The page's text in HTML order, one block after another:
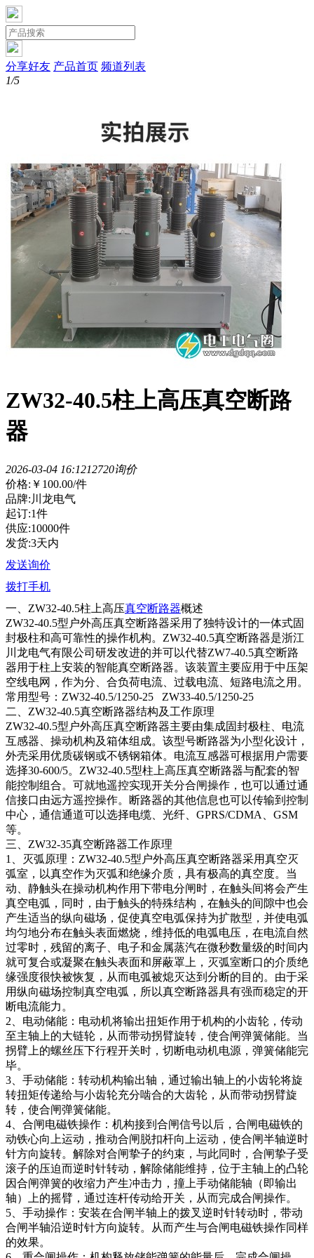
分享好友 产品首页 频道列表
1/5
ZW32-40.5柱上高压真空断路
器
2026-03-04 16:1212720询价
价格: ￥100.00/件
品牌:川龙电气
起订:1件
供应:10000件
发货:3天内
发送询价
拨打手机
一、ZW32-40.5柱上高压真空断路器概述
ZW32-40.5型户外高压真空断路器采用了独特设计的一体式固
封极柱和高可靠性的操作机构。ZW32-40.5真空断路器是浙江
川龙电气有限公司研发改进的并可以代替ZW7-40.5真空断路
器用于柱上安装的智能真空断路器。该装置主要应用于中压架
空线电网，作为分、合负荷电流、过载电流、短路电流之用。
常用型号：ZW32-40.5/1250-25 ZW33-40.5/1250-25
二、ZW32-40.5真空断路器结构及工作原理
ZW32-40.5型户外高压真空断路器主要由集成固封极柱、电流
互感器、操动机构及箱体组成。该型号断路器为小型化设计，
外壳采用优质碳钢或不锈钢箱体。电流互感器可根据用户需要
选择30-600/5。ZW32-40.5型柱上高压真空断路器与配套的智
能控制组合。可就地遥控实现开关分合闸操作，也可以通过通
信接口由远方遥控操作。断路器的其他信息也可以传输到控制
中心，通信通道可以选择电缆、光纤、GPRS/CDMA、GSM
等。
三、ZW32-35真空断路器工作原理
1、灭弧原理：ZW32-40.5型户外高压真空断路器采用真空灭
弧室，以真空作为灭弧和绝缘介质，具有极高的真空度。当
动、静触头在操动机构作用下带电分闸时，在触头间将会产生
真空电弧，同时，由于触头的特殊结构，在触头的间隙中也会
产生适当的纵向磁场，促使真空电弧保持为扩散型，并使电弧
均匀地分布在触头表面燃烧，维持低的电弧电压，在电流自然
过零时，残留的离子、电子和金属蒸汽在微秒数量级的时间内
就可复合或凝聚在触头表面和屏蔽罩上，灭弧室断口的介质绝
缘强度很快被恢复，从而电弧被熄灭达到分断的目的。由于采
用纵向磁场控制真空电弧，所以真空断路器具有强而稳定的开
断电流能力。
2、电动储能：电动机将输出扭矩作用于机构的小齿轮，传动
至主轴上的大链轮，从而带动拐臂旋转，使合闸弹簧储能。当
拐臂上的螺丝压下行程开关时，切断电动机电源，弹簧储能完
毕。
3、手动储能：转动机构输出轴，通过输出轴上的小齿轮将旋
转扭矩传递给与小齿轮充分啮合的大齿轮，从而带动拐臂旋
转，使合闸弹簧储能。
4、合闸电磁铁操作：机构接到合闸信号以后，合闸电磁铁的
动铁心向上运动，推动合闸脱扣杆向上运动，使合闸半轴逆时
针方向旋转。解除对合闸挚子的约束，与此同时，合闸挚子受
滚子的压迫而逆时针转动，解除储能维持，位于主轴上的凸轮
因合闸弹簧的收缩力产生冲击力，撞上手动储能轴（即输出
轴）上的摇臂，通过连杆传动给开关，从而完成合闸操作。
5、手动操作：安装在合闸半轴上的拨叉逆时针转动时，带动
合闸半轴沿逆时针方向旋转。从而产生与合闸电磁铁操作同样
的效果。